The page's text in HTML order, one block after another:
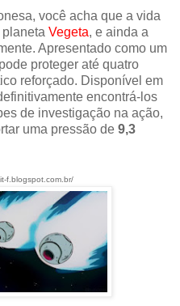
você acha que a vida
Vegeta, e ainda a
Apresentado como um
proteger até quatro
reforçado. Disponível em
encontrá-los
de investigação na ação,
uma pressão de 9,3
f.blogspot.com.br/